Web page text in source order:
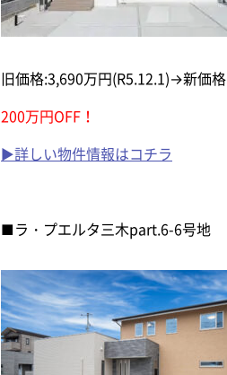
旧価格:3,690万円(R5.12.1)→新価
200万円OFF！
▶詳しい物件情報はコチラ
■ラ・プエルタ三木part.6-6号地